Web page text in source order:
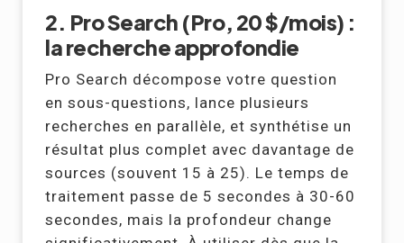
2. Pro Search (Pro, 20 $/mois) :
la recherche approfondie
Pro Search décompose votre question
en sous-questions, lance plusieurs
recherches en parallèle, et synthétise un
résultat plus complet avec davantage de
sources (souvent 15 à 25). Le temps de
traitement passe de 5 secondes à 30-60
secondes, mais la profondeur change